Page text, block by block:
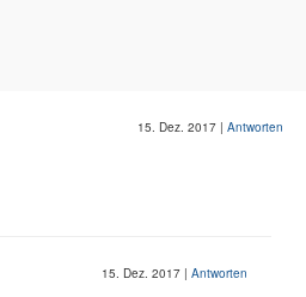
15. Dez. 2017 | Antworten
15. Dez. 2017 | Antworten